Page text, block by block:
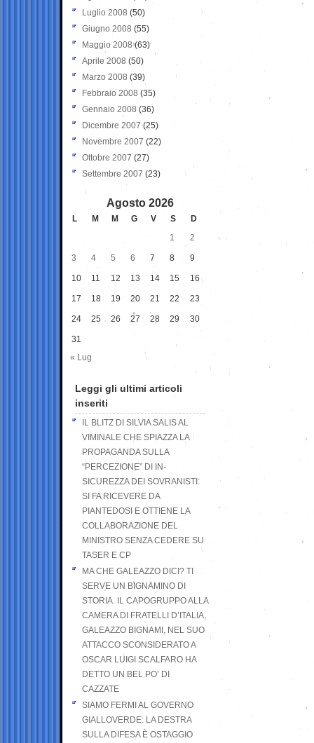
Luglio 2008 (50)
Giugno 2008 (55)
Maggio 2008(63)
Aprile 2008 (50)
Marzo 2008 (39)
Febbraio 2008 (35)
Gennaio 2008 (36)
Dicembre 2007 (25)
Novembre 2007 (22)
Ottobre 2007 (27)
Settembre 2007 (23)
Agosto 2026
L M M G V S
D
1
2
3 4 5 6 7 8 9
10 11 12 13 14 15 16
17 18 19 20 21 22 23
24 25 26 27 28 29 30
31
« Lug
Leggi gli ultimi articoli
inseriti
IL BLITZ DI SILVIA SALIS AL
VIMINALE CHE SPIAZZA LA
PROPAGANDA SULLA
“PERCEZIONE” DI IN-
SICUREZZA DEI SOVRANISTI:
SI FA RICEVERE DA
PIANTEDOSI E OTTIENE LA
COLLABORAZIONE DEL
MINISTRO SENZA CEDERE SU
TASER E CP
MA CHE GALEAZZO DICI? TI
SERVE UN BIGNAMINO DI
STORIA. IL CAPOGRUPPO ALLA
CAMERA DI FRATELLI D’ITALIA,
GALEAZZO BIGNAMI, NEL SUO
ATTACCO SCONSIDERATO A
OSCAR LUIGI SCALFARO HA
DETTO UN BEL PO’ DI
CAZZATE
SIAMO FERMI AL GOVERNO
GIALLOVERDE: LA DESTRA
SULLA DIFESA È OSTAGGIO